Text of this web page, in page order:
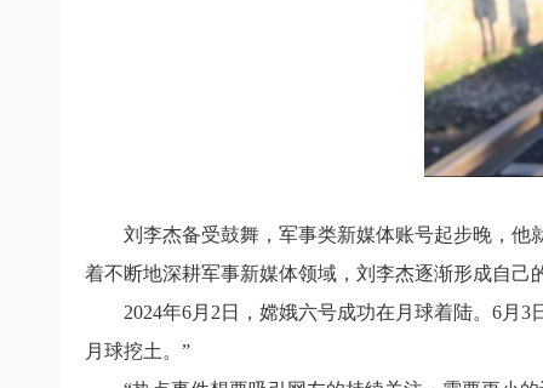
刘李杰备受鼓舞，军事类新媒体账号起步晚，
着不断地深耕军事新媒体领域，刘李杰逐渐形成自己
2024年6月2日，嫦娥六号成功在月球着陆。6
月球挖土。”